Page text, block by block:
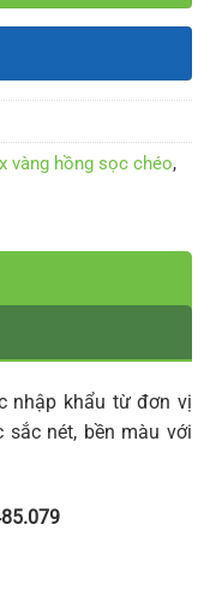
vàng hồng sọc chéo,
nhập khẩu từ đơn vị
nét, bền màu với